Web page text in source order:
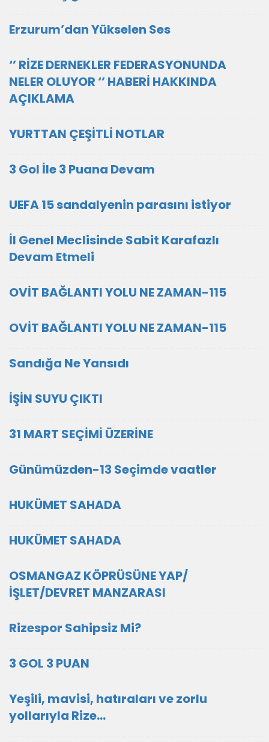
Erzurum’dan Yükselen Ses
‘’ RİZE DERNEKLER FEDERASYONUNDA
NELER OLUYOR ‘’ HABERİ HAKKINDA
AÇIKLAMA
YURTTAN ÇEŞİTLİ NOTLAR
3 Gol İle 3 Puana Devam
UEFA 15 sandalyenin parasını istiyor
İl Genel Meclisinde Sabit Karafazlı
Devam Etmeli
OVİT BAĞLANTI YOLU NE ZAMAN-115
OVİT BAĞLANTI YOLU NE ZAMAN-115
Sandığa Ne Yansıdı
İŞİN SUYU ÇIKTI
31 MART SEÇİMİ ÜZERİNE
Günümüzden-13 Seçimde vaatler
HUKÜMET SAHADA
HUKÜMET SAHADA
OSMANGAZ KÖPRÜSÜNE YAP/
İŞLET/DEVRET MANZARASI
Rizespor Sahipsiz Mi?
3 GOL 3 PUAN
Yeşili, mavisi, hatıraları ve zorlu
yollarıyla Rize…